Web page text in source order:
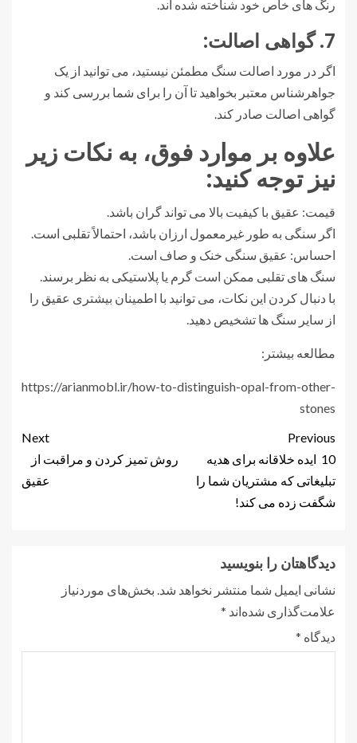
رنگ های خاص خود شناخته شده اند.
7. گواهی اصالت:
اگر در مورد اصالت سنگ مطمئن نیستید، می توانید از یک
جواهرشناس معتبر بخواهید تا آن را برای شما بررسی کند و
گواهی اصالت صادر کند.
علاوه بر موارد فوق، به نکات زیر
نیز توجه کنید:
قیمت: عقیق با کیفیت بالا می تواند گران باشد.
اگر سنگی به طور غیرمعمول ارزان باشد، احتمالاً تقلبی است.
احساس: عقیق سنگی خنک و صاف است.
سنگ های تقلبی ممکن است گرم یا پلاستیکی به نظر برسند.
با دنبال کردن این نکات، می توانید با اطمینان بیشتری عقیق را
از سایر سنگ ها تشخیص دهید.
مطالعه بیشتر:
https://arianmobl.ir/how-to-distinguish-opal-from-other-
stones
Previous
10 ایده خلاقانه برای هدیه
تبلیغاتی که مشتریان شما را
شگفت زده می کند!
Next
روش تمیز کردن و مراقبت از
عقیق
دیدگاهتان را بنویسید
نشانی ایمیل شما منتشر نخواهد شد. بخش‌های موردنیاز
علامت‌گذاری شده‌اند *
دیدگاه *